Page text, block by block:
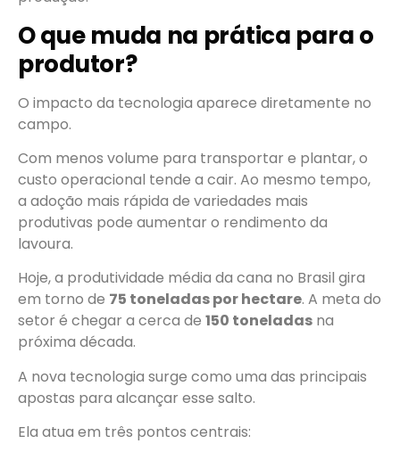
O que muda na prática para o
produtor?
O impacto da tecnologia aparece diretamente no
campo.
Com menos volume para transportar e plantar, o
custo operacional tende a cair. Ao mesmo tempo,
a adoção mais rápida de variedades mais
produtivas pode aumentar o rendimento da
lavoura.
Hoje, a produtividade média da cana no Brasil gira
em torno de 75 toneladas por hectare. A meta do
setor é chegar a cerca de 150 toneladas na
próxima década.
A nova tecnologia surge como uma das principais
apostas para alcançar esse salto.
Ela atua em três pontos centrais: